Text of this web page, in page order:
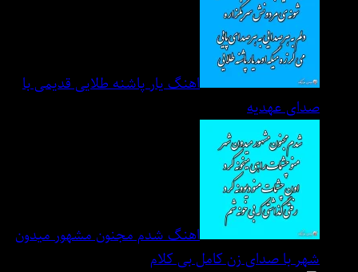
اهنگ یار پاشنه طلایی قدیمی با
صدای عهدیه
اهنگ شدم مجنون مشهور میدون
شهر با صدای زن کامل بی کلام